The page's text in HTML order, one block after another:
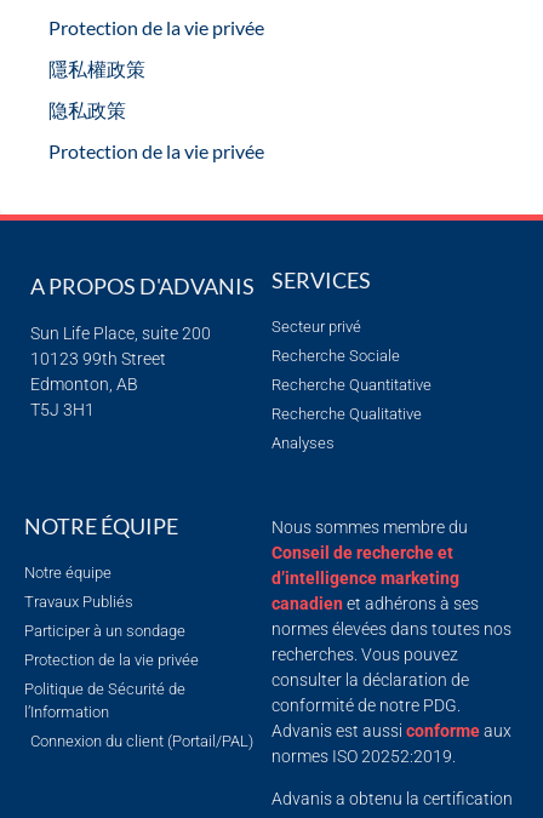
Protection de la vie privée
隱私權政策
隐私政策
Protection de la vie privée
A PROPOS D'ADVANIS
Sun Life Place, suite 200
10123 99th Street
Edmonton, AB
T5J 3H1
SERVICES
Secteur privé
Recherche Sociale
Recherche Quantitative
Recherche Qualitative
Analyses
NOTRE ÉQUIPE
Notre équipe
Travaux Publiés
Participer à un sondage
Protection de la vie privée
Politique de Sécurité de
l’Information
Connexion du client (Portail/PAL)
Nous sommes membre du
Conseil de recherche et
d’intelligence marketing
canadienet adhérons à ses
normes élevées dans toutes nos
recherches. Vous pouvez
consulter la déclaration de
conformité de notre PDG.
Advanis est aussi conformeaux
normes ISO 20252:2019.
Advanis a obtenu la certification